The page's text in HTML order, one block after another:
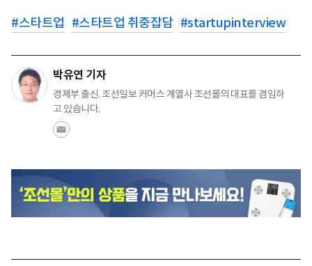
#스타트업 #스타트업 취중잡담 #startupinterview
박유연 기자
경제부 출신. 조선일보 커머스 계열사 조선몰의 대표를 겸임하
고 있습니다.